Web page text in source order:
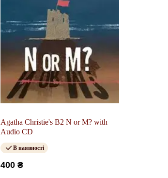
Agatha Christie's B2 N or M? with
Audio CD
В наявності
400 ₴